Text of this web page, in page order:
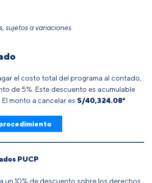
sujetos a variaciones.
el costo total del programa al contado,
de 5%. Este descuento es acumulable
monto a cancelar es S/40,324.08*
PUCP
un 10% de descuento sobre los derechos